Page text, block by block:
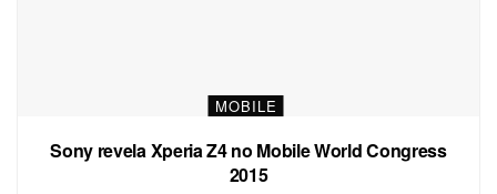
MOBILE
Sony revela Xperia Z4 no Mobile World Congress
2015